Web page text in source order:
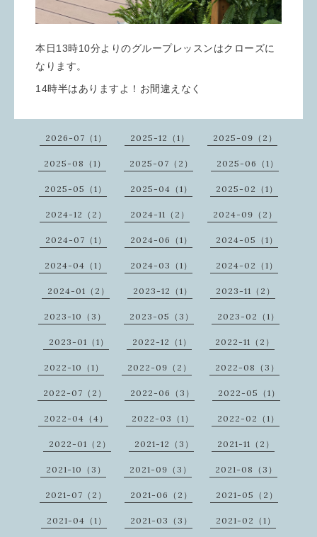
本日13時10分よりのグループレッスンはクローズに
なります。
14時半はありますよ！お間違えなく
2026-07（1） 2025-12（1） 2025-09（2）
2025-08（1） 2025-07（2） 2025-06（1）
2025-05（1） 2025-04（1） 2025-02（1）
2024-12（2） 2024-11（2） 2024-09（2）
2024-07（1） 2024-06（1） 2024-05（1）
2024-04（1） 2024-03（1） 2024-02（1）
2024-01（2） 2023-12（1） 2023-11（2）
2023-10（3） 2023-05（3） 2023-02（1）
2023-01（1） 2022-12（1） 2022-11（2）
2022-10（1） 2022-09（2） 2022-08（3）
2022-07（2） 2022-06（3） 2022-05（1）
2022-04（4） 2022-03（1） 2022-02（1）
2022-01（2） 2021-12（3） 2021-11（2）
2021-10（3） 2021-09（3） 2021-08（3）
2021-07（2） 2021-06（2） 2021-05（2）
2021-04（1） 2021-03（3） 2021-02（1）